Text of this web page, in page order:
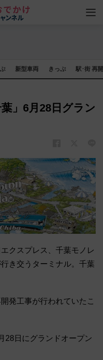
新型車両 きっぷ 駅･街 再
」6月28日グラン
クスプレス、千葉モノレ
き交うターミナル。千葉
発工事が行われていたこ
28日にグランドオープン